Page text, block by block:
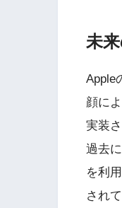
未
Apple
顔に
実装
過去
を利
され